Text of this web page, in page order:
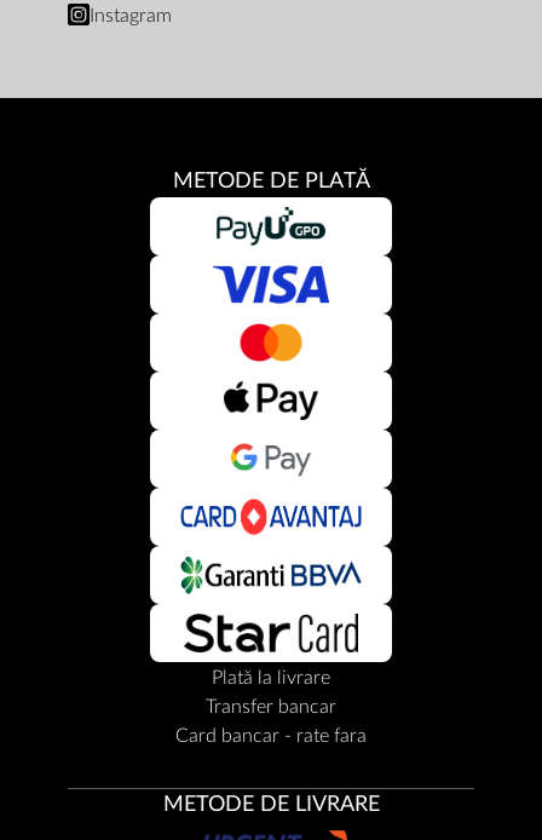
Instagram
METODE DE PLATĂ
Plată la livrare
Transfer bancar
Card bancar - rate fara
METODE DE LIVRARE